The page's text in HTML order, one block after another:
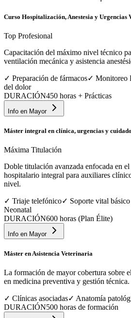
Curso Hospitalización, Anestesia y Urgencias
Top Profesional
Capacitación del máximo nivel técnico
ventilación mecánica y asistencia
✓ Preparación de fármacos✓ Monitoreo
del dolor
DURACIÓN450 horas + Prácticas
Info en Mayor
Máster integral en clínica, urgencias y
Máxima Titulación
Doble titulación avanzada enfocada en
hospitalario integral para auxiliares
nivel.
✓ Triaje telefónico✓ Soporte vital
Neonatal
DURACIÓN600 horas (Plan Élite)
Info en Mayor
Máster en Asistencia Veterinaria
La formación de mayor cobertura sobre
en medicina preventiva y gestión técnica.
✓ Clínicas asociadas✓ Anatomía
DURACIÓN500 horas de formación